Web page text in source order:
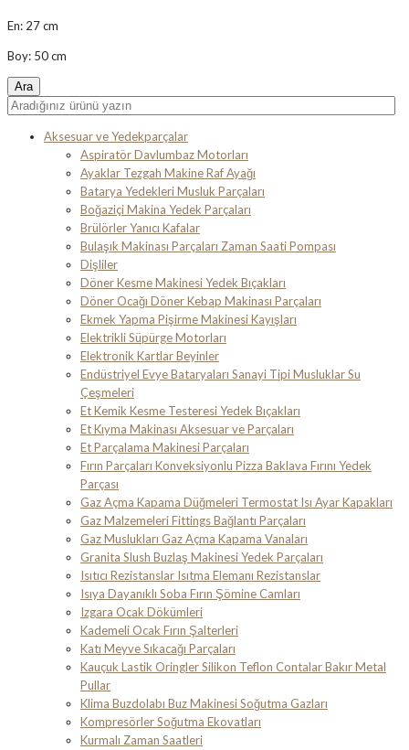
En: 27 cm
Boy: 50 cm
Aksesuar ve Yedekparçalar
Aspiratör Davlumbaz Motorları
Ayaklar Tezgah Makine Raf Ayağı
Batarya Yedekleri Musluk Parçaları
Boğaziçi Makina Yedek Parçaları
Brülörler Yanıcı Kafalar
Bulaşık Makinası Parçaları Zaman Saati Pompası
Dişliler
Döner Kesme Makinesi Yedek Bıçakları
Döner Ocağı Döner Kebap Makinası Parçaları
Ekmek Yapma Pişirme Makinesi Kayışları
Elektrikli Süpürge Motorları
Elektronik Kartlar Beyinler
Endüstriyel Evye Bataryaları Sanayi Tipi Musluklar Su
Çeşmeleri
Et Kemik Kesme Testeresi Yedek Bıçakları
Et Kıyma Makinası Aksesuar ve Parçaları
Et Parçalama Makinesi Parçaları
Fırın Parçaları Konveksiyonlu Pizza Baklava Fırını Yedek
Parçası
Gaz Açma Kapama Düğmeleri Termostat Isı Ayar Kapakları
Gaz Malzemeleri Fittings Bağlantı Parçaları
Gaz Muslukları Gaz Açma Kapama Vanaları
Granita Slush Buzlaş Makinesi Yedek Parçaları
Isıtıcı Rezistanslar Isıtma Elemanı Rezistanslar
Isıya Dayanıklı Soba Fırın Şömine Camları
Izgara Ocak Dökümleri
Kademeli Ocak Fırın Şalterleri
Katı Meyve Sıkacağı Parçaları
Kauçuk Lastik Oringler Silikon Teflon Contalar Bakır Metal
Pullar
Klima Buzdolabı Buz Makinesi Soğutma Gazları
Kompresörler Soğutma Ekovatları
Kurmalı Zaman Saatleri